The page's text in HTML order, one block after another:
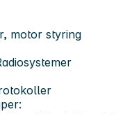
motor styring